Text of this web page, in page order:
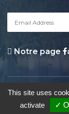
Notre page
le Pont-
This site uses
activate
✓